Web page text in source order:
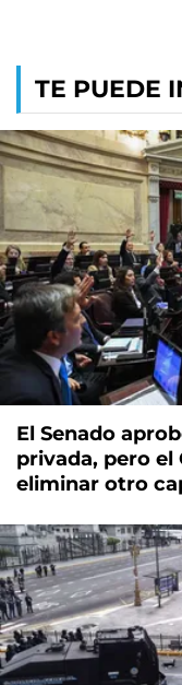
TE PUEDE
El Senado
privada, pero el
eliminar otro